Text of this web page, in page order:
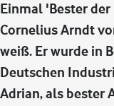
Einmal 'Bester der
Cornelius Arndt
weiß. Er wurde in
Deutschen
Adrian, als bester